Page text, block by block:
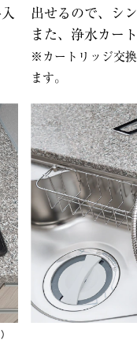
出せるので、シ
また、浄水カー
※カートリッジ交
ます。